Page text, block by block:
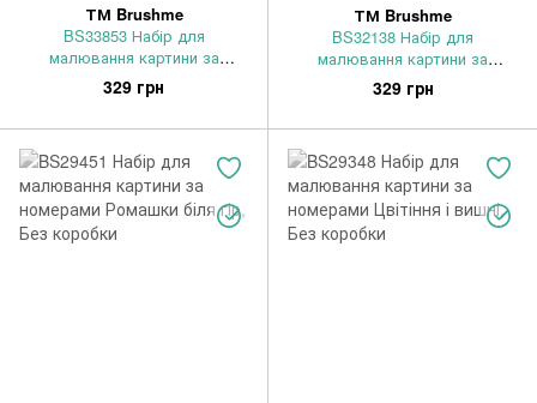
ТМ Brushme
BS33853 Набір для
малювання картини за
номерами Мальовниче
кохання, Без коробки
329 грн
ТМ Brushme
BS32138 Набір для
малювання картини за
номерами Вечір біля Тадж-
Махал, Без коробки
329 грн